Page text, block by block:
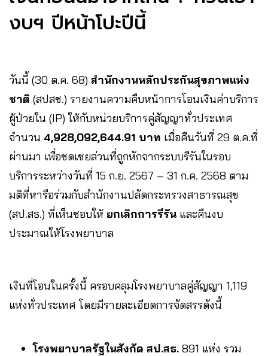
งบฯ ปีหน้าโปะปีนี้
วันนี้ (30 ต.ค. 68) สำนักงานหลักประกันสุขภาพแห่ง
ชาติ (สปสช.) รายงานความคืบหน้าการโอนเงินค่าบริการ
ผู้ป่วยใน (IP) ให้กับหน่วยบริการคู่สัญญาทั่วประเทศ
จำนวน 4,928,092,644.91 บาท เมื่อคืนวันที่ 29 ต.ค.ที่
ผ่านมา เพื่อชดเชยส่วนที่ถูกหักจากระบบรีรันในรอบ
บริการระหว่างวันที่ 15 ก.ย. 2567 – 31 ก.ค. 2568 ตาม
มติที่หารือร่วมกับสำนักงานปลัดกระทรวงสาธารณสุข
(สป.สธ.) ที่เห็นชอบให้ ยกเลิกการรีรัน และคืนงบ
ประมาณให้โรงพยาบาล
เงินที่โอนในครั้งนี้ ครอบคลุมโรงพยาบาลคู่สัญญา 1,119
แห่งทั่วประเทศ โดยมีรายละเอียดการจัดสรรดังนี้
โรงพยาบาลรัฐในสังกัด สป.สธ. 891 แห่ง รวม